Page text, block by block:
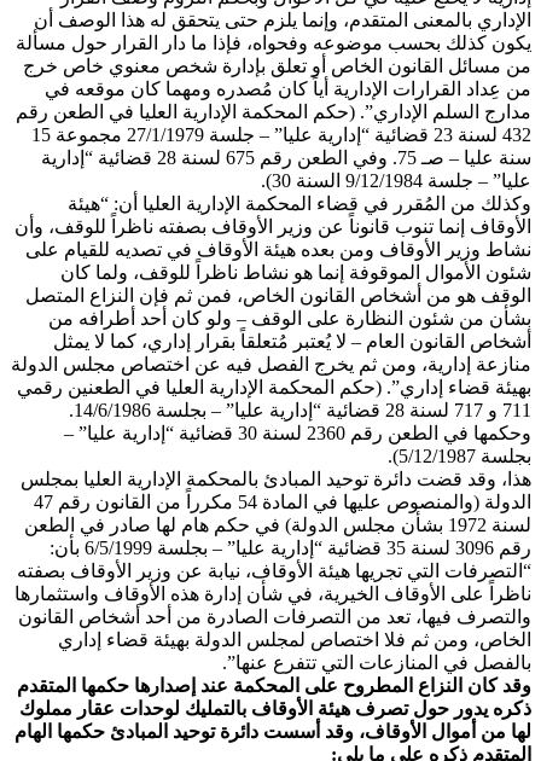
الإداري بالمعنى المتقدم، وإنما يلزم حتى يتحقق له هذا الوصف أن
يكون كذلك بحسب موضوعه وفحواه، فإذا ما دار القرار حول مسألة
من مسائل القانون الخاص أو تعلق بإدارة شخص معنوي خاص خرج
من عِداد القرارات الإدارية أياً كان مُصدره ومهما كان موقعه في
مدارج السلم الإداري”. (حكم المحكمة الإدارية العليا في الطعن رقم
432 لسنة 23 قضائية “إدارية عليا” – جلسة 27/1/1979 مجموعة 15
سنة عليا – صـ 75. وفي الطعن رقم 675 لسنة 28 قضائية “إدارية
عليا” – جلسة 9/12/1984 السنة 30).
وكذلك من المُقرر في قضاء المحكمة الإدارية العليا أن: “هيئة
الأوقاف إنما تنوب قانوناً عن وزير الأوقاف بصفته ناظراً للوقف، وأن
نشاط وزير الأوقاف ومن بعده هيئة الأوقاف في تصديه للقيام على
شئون الأموال الموقوفة إنما هو نشاط ناظراً للوقف، ولما كان
الوقف هو من أشخاص القانون الخاص، فمن ثم فإن النزاع المتصل
بشأن من شئون النظارة على الوقف – ولو كان أحد أطرافه من
أشخاص القانون العام – لا يُعتبر مُتعلقاً بقرار إداري، كما لا يمثل
منازعة إدارية، ومن ثم يخرج الفصل فيه عن اختصاص مجلس الدولة
بهيئة قضاء إداري”. (حكم المحكمة الإدارية العليا في الطعنين رقمي
711 و 717 لسنة 28 قضائية “إدارية عليا” – بجلسة 14/6/1986.
وحكمها في الطعن رقم 2360 لسنة 30 قضائية “إدارية عليا” –
بجلسة 5/12/1987).
هذا، وقد قضت دائرة توحيد المبادئ بالمحكمة الإدارية العليا بمجلس
الدولة (والمنصوص عليها في المادة 54 مكرراً من القانون رقم 47
لسنة 1972 بشأن مجلس الدولة) في حكم هام لها صادر في الطعن
رقم 3096 لسنة 35 قضائية “إدارية عليا” – بجلسة 6/5/1999 بأن:
“التصرفات التي تجريها هيئة الأوقاف، نيابة عن وزير الأوقاف بصفته
ناظراً على الأوقاف الخيرية، في شأن إدارة هذه الأوقاف واستثمارها
والتصرف فيها، تعد من التصرفات الصادرة من أحد أشخاص القانون
الخاص، ومن ثم فلا اختصاص لمجلس الدولة بهيئة قضاء إداري
بالفصل في المنازعات التي تتفرع عنها”.
وقد كان النزاع المطروح على المحكمة عند إصدارها حكمها المتقدم
ذكره يدور حول تصرف هيئة الأوقاف بالتمليك لوحدات عقار مملوك
لها من أموال الأوقاف، وقد أسست دائرة توحيد المبادئ حكمها الهام
المتقدم ذكره على ما يلي: